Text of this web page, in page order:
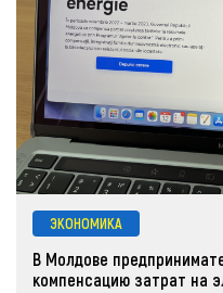
ЭКОНОМИКА
В Молдове
компенсацию затрат на